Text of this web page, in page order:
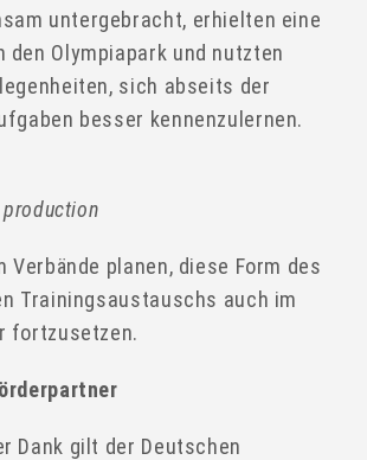
untergebracht, erhielten eine
den Olympiapark und nutzten
sich abseits der
besser kennenzulernen.
Verbände planen, diese Form des
Trainingsaustauschs auch im
fortzusetzen.
Dank gilt der Deutschen